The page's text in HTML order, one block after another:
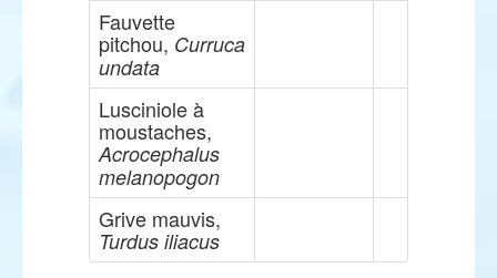
Fauvette
pitchou, Curruca
undata
Lusciniole à
moustaches,
Acrocephalus
melanopogon
Grive mauvis,
Turdus iliacus